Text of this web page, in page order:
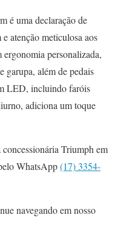
é uma declaração de
atenção meticulosa aos
personalizada,
garupa, além de pedais
LED, incluindo faróis
adiciona um toque
concessionária Triumph em
WhatsApp(17) 3354-
navegando em nosso